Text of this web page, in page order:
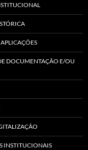
DOCUMENTAÇÃO E/OU
INSTITUCIONAIS